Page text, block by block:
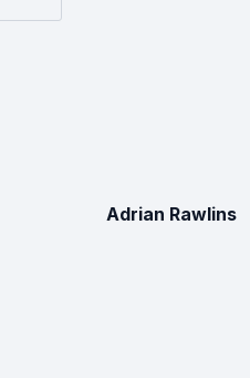
Adrian Rawlins